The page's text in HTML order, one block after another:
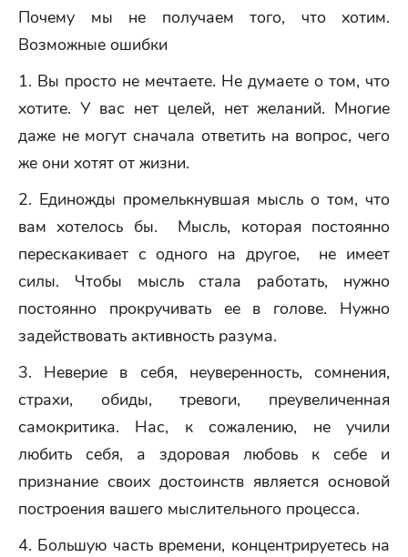
Почему мы не получаем того, что хотим.
Возможные ошибки
1. Вы просто не мечтаете. Не думаете о том, что
хотите. У вас нет целей, нет желаний. Многие
даже не могут сначала ответить на вопрос, чего
же они хотят от жизни.
2. Единожды промелькнувшая мысль о том, что
вам хотелось бы. Мысль, которая постоянно
перескакивает с одного на другое, не имеет
силы. Чтобы мысль стала работать, нужно
постоянно прокручивать ее в голове. Нужно
задействовать активность разума.
3. Неверие в себя, неуверенность, сомнения,
страхи, обиды, тревоги, преувеличенная
самокритика. Нас, к сожалению, не учили
любить себя, а здоровая любовь к себе и
признание своих достоинств является основой
построения вашего мыслительного процесса.
4. Большую часть времени, концентрируетесь на